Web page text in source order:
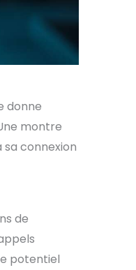
donne
montre
connexion
de
potentiel